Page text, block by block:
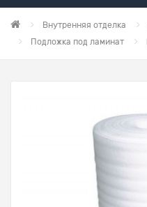
Внутренняя отделка
Подложка под ламинат